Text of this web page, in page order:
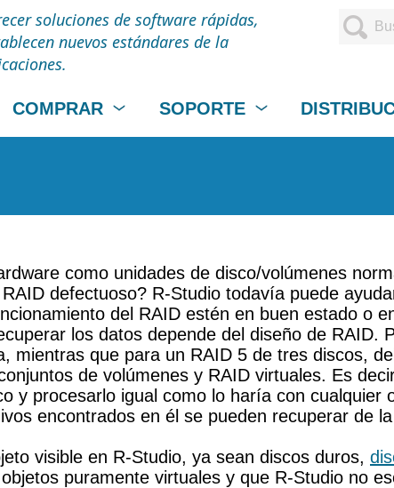
soluciones de software rápidas,
nuevos estándares de la
COMPRAR SOPORTE
como unidades de disco/volúmenes
defectuoso? R-Studio todavía puede
del RAID estén en buen estado o
los datos depende del diseño de RAID.
mientras que para un RAID 5 de tres discos,
de volúmenes y RAID virtuales. Es
y procesarlo igual como lo haría con cualquier
encontrados en él se pueden recuperar de
visible en R-Studio, ya sean discos duros,
puramente virtuales y que R-Studio no